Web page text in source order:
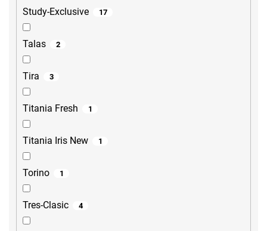
Study-Exclusive 17
Talas 2
Tira 3
Titania Fresh 1
Titania Iris New 1
Torino 1
Tres-Clasic 4